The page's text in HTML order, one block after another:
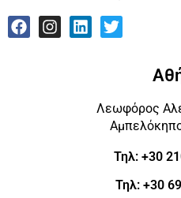
Λεωφόρος
Τηλ: +30
Τηλ: +30